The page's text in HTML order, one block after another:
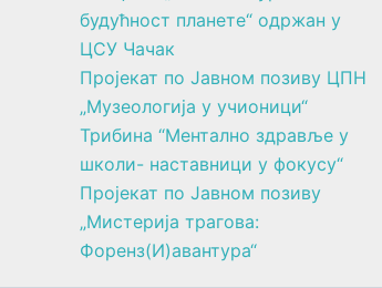
будућност планете“ одржан у
ЦСУ Чачак
Пројекат по Јавном позиву ЦПН
„Музеологија у учионици“
Трибина “Ментално здравље у
школи- наставници у фокусу“
Пројекат по Јавном позиву
„Мистерија трагова:
Форенз(И)авантура“